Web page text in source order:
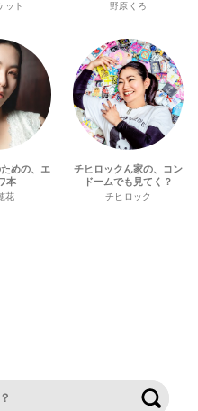
ット 野原くろ
めの、エ
本
花
チヒロックん家の、コン
ドームでも見てく？
チヒロック